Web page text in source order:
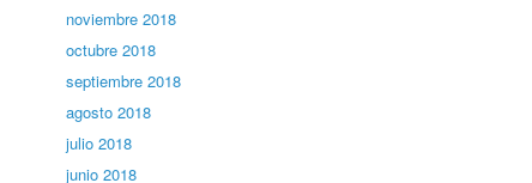
noviembre 2018
octubre 2018
septiembre 2018
agosto 2018
julio 2018
junio 2018